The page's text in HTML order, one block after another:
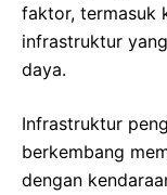
faktor, termasuk
infrastruktur
daya.
Infrastruktur
berkembang
dengan